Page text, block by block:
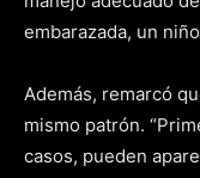
embarazada, un
Además, remarcó
mismo patrón.
casos, pueden